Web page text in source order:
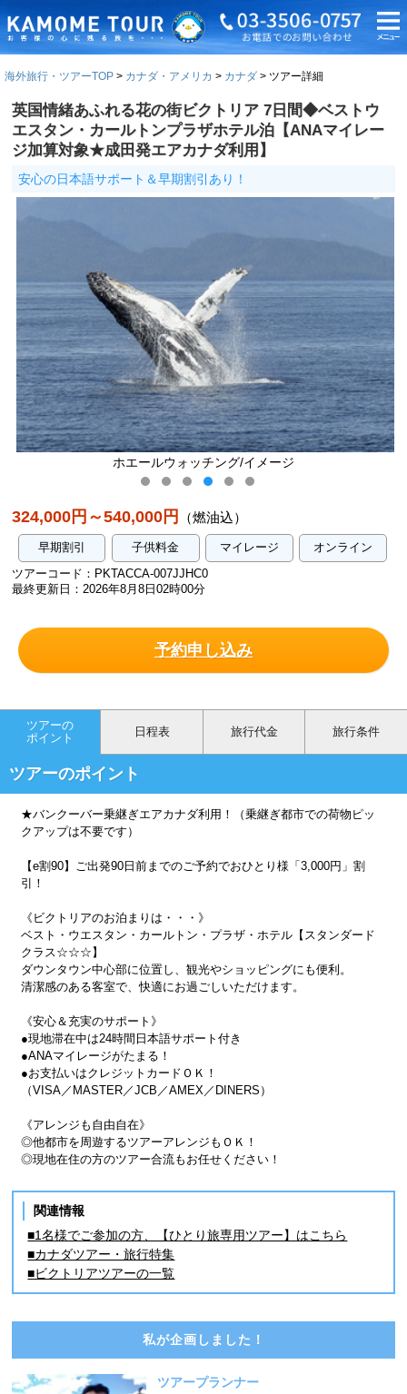
海外旅行・ツアーTOP カナダ・アメリカ カナダ ツアー詳細
英国情緒あふれる花の街ビクトリア 7日間◆ベストウ
エスタン・カールトンプラザホテル泊【ANAマイレー
ジ加算対象★成田発エアカナダ利用】
安心の日本語サポート＆早期割引あり！
ホエールウォッチング/イメージ
324,000円～540,000円 （燃油込）
早期割引 子供料金 マイレージ
オンライン
ツアーコード：PKTACCA-007JJHC0
最終更新日：2026年8月8日02時00分
予約申し込み
ツアーの
ポイント
日程表 旅行代金 旅行条件
ツアーのポイント
★バンクーバー乗継ぎエアカナダ利用！（乗継ぎ都市での荷物ピッ
クアップは不要です）
【e割90】ご出発90日前までのご予約でおひとり様「3,000円」割
引！
《ビクトリアのお泊まりは・・・》
ベスト・ウエスタン・カールトン・プラザ・ホテル【スタンダード
クラス☆☆☆】
ダウンタウン中心部に位置し、観光やショッピングにも便利。
清潔感のある客室で、快適にお過ごしいただけます。
《安心＆充実のサポート》
●現地滞在中は24時間日本語サポート付き
●ANAマイレージがたまる！
●お支払いはクレジットカードＯＫ！
（VISA／MASTER／JCB／AMEX／DINERS）
《アレンジも自由自在》
◎他都市を周遊するツアーアレンジもＯＫ！
◎現地在住の方のツアー合流もお任せください！
関連情報
■1名様でご参加の方、【ひとり旅専用ツアー】はこちら
■カナダツアー・旅行特集
■ビクトリアツアーの一覧
私が企画しました！
ツアープランナー